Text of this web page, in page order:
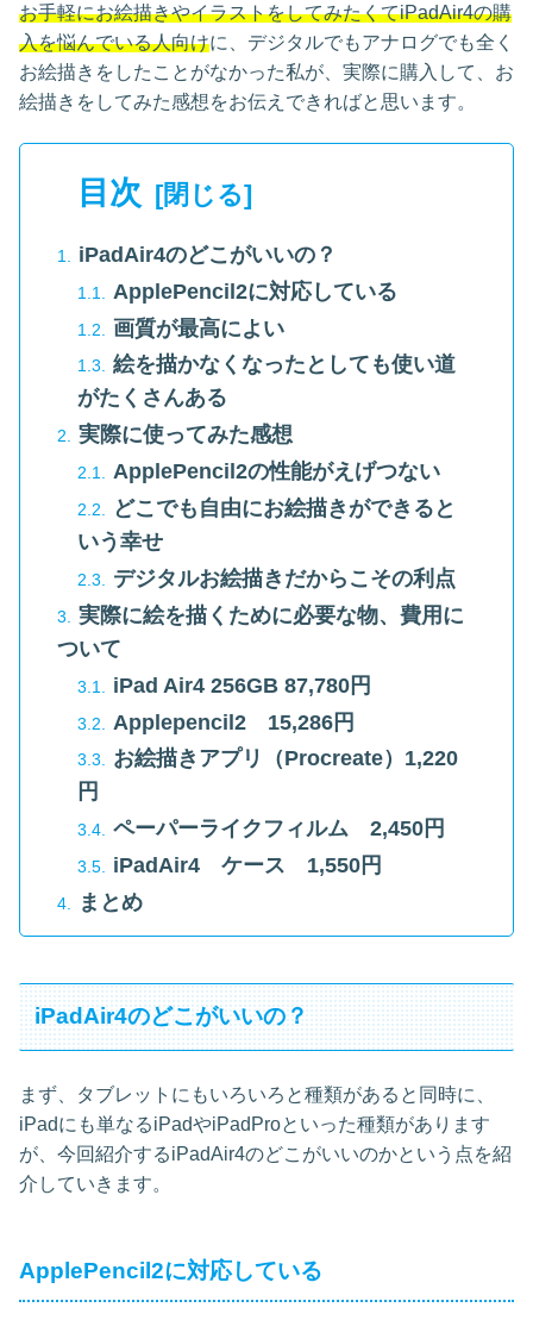
お手軽にお絵描きやイラストをしてみたくてiPadAir4の購
入を悩んでいる人向けに、デジタルでもアナログでも全く
お絵描きをしたことがなかった私が、実際に購入して、お
絵描きをしてみた感想をお伝えできればと思います。
目次
iPadAir4のどこがいいの？
ApplePencil2に対応している
画質が最高によい
絵を描かなくなったとしても使い道
がたくさんある
実際に使ってみた感想
ApplePencil2の性能がえげつない
どこでも自由にお絵描きができると
いう幸せ
デジタルお絵描きだからこその利点
実際に絵を描くために必要な物、費用に
ついて
iPad Air4 256GB 87,780円
Applepencil2 15,286円
お絵描きアプリ（Procreate）1,220
円
ペーパーライクフィルム 2,450円
iPadAir4 ケース 1,550円
まとめ
iPadAir4のどこがいいの？
まず、タブレットにもいろいろと種類があると同時に、
iPadにも単なるiPadやiPadProといった種類があります
が、今回紹介するiPadAir4のどこがいいのかという点を紹
介していきます。
ApplePencil2に対応している